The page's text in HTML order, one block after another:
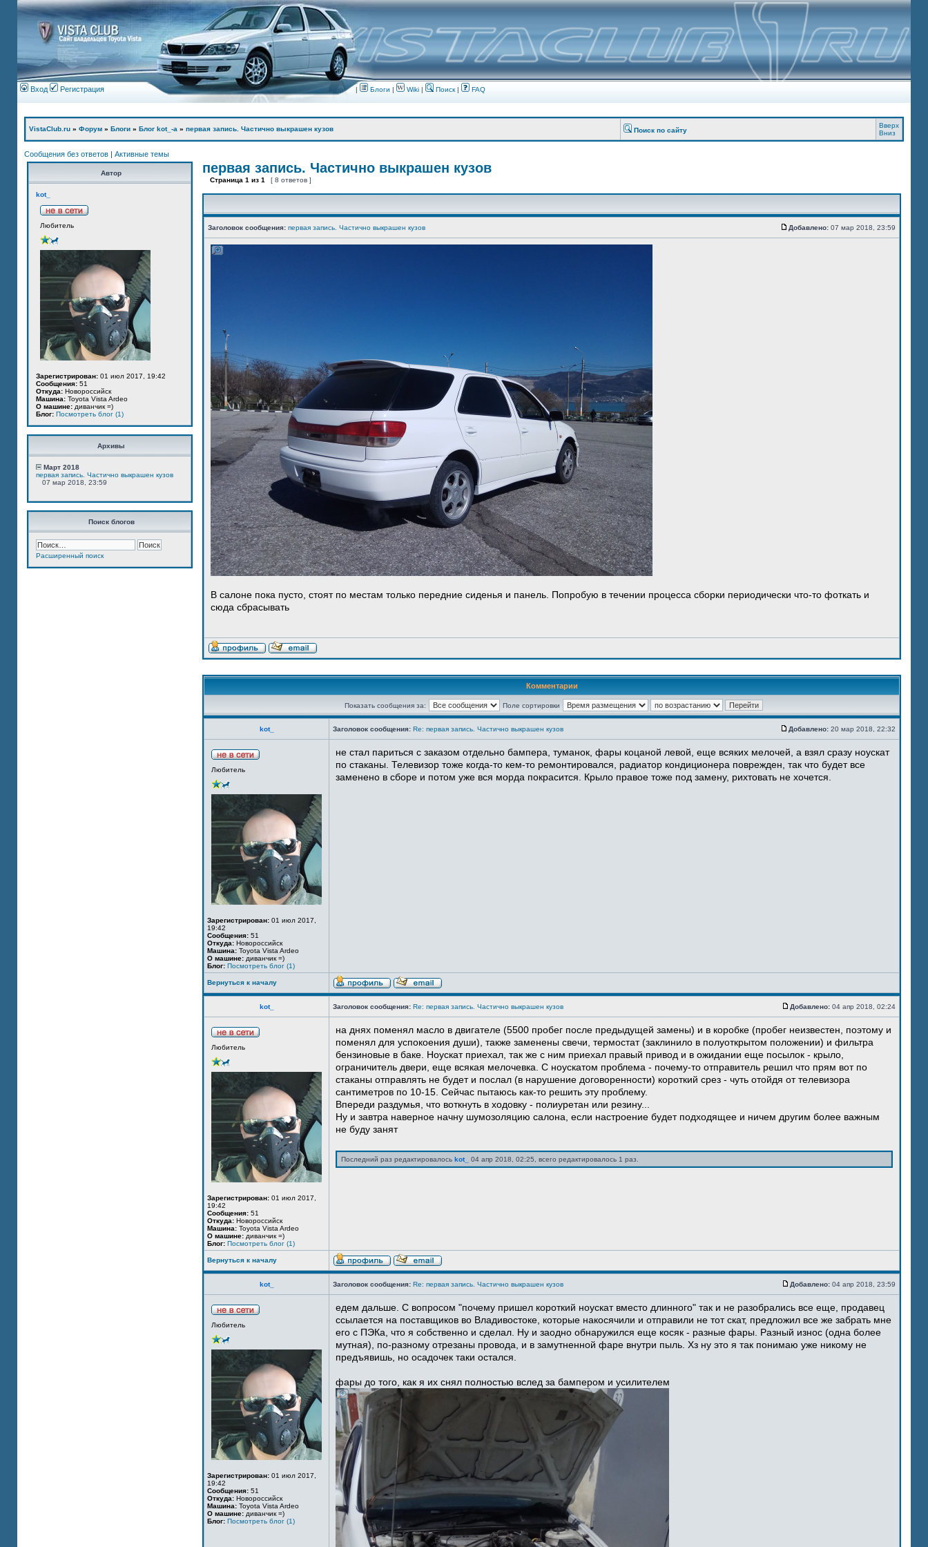
Вход Регистрация | Блоги | Wiki | Поиск| FAQ
VistaClub.ru » Форум » Блоги » Блог kot_-а » первая запись. Частично выкрашен кузов Поиск по сайту
Вверх
Вниз
Сообщения без ответов | Активные темы
Автор
kot_
Любитель
Зарегистрирован: 01 июл 2017, 19:42
Сообщения: 51
Откуда: Новороссийск
Машина: Toyota Vista Ardeo
О машине: диванчик =)
Блог: Посмотреть блог (1)
Архивы
Март 2018
первая запись. Частично выкрашен кузов
07 мар 2018, 23:59
Поиск блогов
Расширенный поиск
первая запись. Частично выкрашен кузов
Страница 1 из 1 [ 8 ответов ]
Заголовок сообщения: первая запись. Частично выкрашен кузов Добавлено: 07 мар 2018, 23:59
В салоне пока пусто, стоят по местам только передние сиденья и панель. Попробую в течении процесса сборки периодически что-то фоткать и
сюда сбрасывать
Комментарии
Показать сообщения за: Поле сортировки
kot_ Заголовок сообщения: Re: первая запись. Частично выкрашен кузов Добавлено: 20 мар 2018, 22:32
Любитель
Зарегистрирован: 01 июл 2017,
19:42
Сообщения: 51
Откуда: Новороссийск
Машина: Toyota Vista Ardeo
О машине: диванчик =)
Блог: Посмотреть блог (1)
не стал париться с заказом отдельно бампера, туманок, фары коцаной левой, еще всяких мелочей, а взял сразу ноускат
по стаканы. Телевизор тоже когда-то кем-то ремонтировался, радиатор кондиционера поврежден, так что будет все
заменено в сборе и потом уже вся морда покрасится. Крыло правое тоже под замену, рихтовать не хочется.
Вернуться к началу
kot_ Заголовок сообщения: Re: первая запись. Частично выкрашен кузов Добавлено: 04 апр 2018, 02:24
Любитель
Зарегистрирован: 01 июл 2017,
19:42
Сообщения: 51
Откуда: Новороссийск
Машина: Toyota Vista Ardeo
О машине: диванчик =)
Блог: Посмотреть блог (1)
на днях поменял масло в двигателе (5500 пробег после предыдущей замены) и в коробке (пробег неизвестен, поэтому и
поменял для успокоения души), также заменены свечи, термостат (заклинило в полуоткрытом положении) и фильтра
бензиновые в баке. Ноускат приехал, так же с ним приехал правый привод и в ожидании еще посылок - крыло,
ограничитель двери, еще всякая мелочевка. С ноускатом проблема - почему-то отправитель решил что прям вот по
стаканы отправлять не будет и послал (в нарушение договоренности) короткий срез - чуть отойдя от телевизора
сантиметров по 10-15. Сейчас пытаюсь как-то решить эту проблему.
Впереди раздумья, что воткнуть в ходовку - полиуретан или резину...
Ну и завтра наверное начну шумозоляцию салона, если настроение будет подходящее и ничем другим более важным
не буду занят
Последний раз редактировалось kot_ 04 апр 2018, 02:25, всего редактировалось 1 раз.
Вернуться к началу
kot_ Заголовок сообщения: Re: первая запись. Частично выкрашен кузов Добавлено: 04 апр 2018, 23:59
Любитель
Зарегистрирован: 01 июл 2017,
19:42
Сообщения: 51
Откуда: Новороссийск
Машина: Toyota Vista Ardeo
О машине: диванчик =)
Блог: Посмотреть блог (1)
едем дальше. С вопросом "почему пришел короткий ноускат вместо длинного" так и не разобрались все еще, продавец
ссылается на поставщиков во Владивостоке, которые накосячили и отправили не тот скат, предложил все же забрать мне
его с ПЭКа, что я собственно и сделал. Ну и заодно обнаружился еще косяк - разные фары. Разный износ (одна более
мутная), по-разному отрезаны провода, и в замутненной фаре внутри пыль. Хз ну это я так понимаю уже никому не
предъявишь, но осадочек таки остался.
фары до того, как я их снял полностью вслед за бампером и усилителем